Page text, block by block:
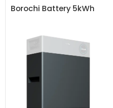
Borochi Battery 5kWh